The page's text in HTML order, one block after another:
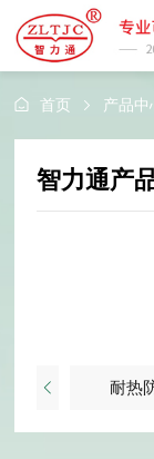
首页 产品中
智力通产
耐热